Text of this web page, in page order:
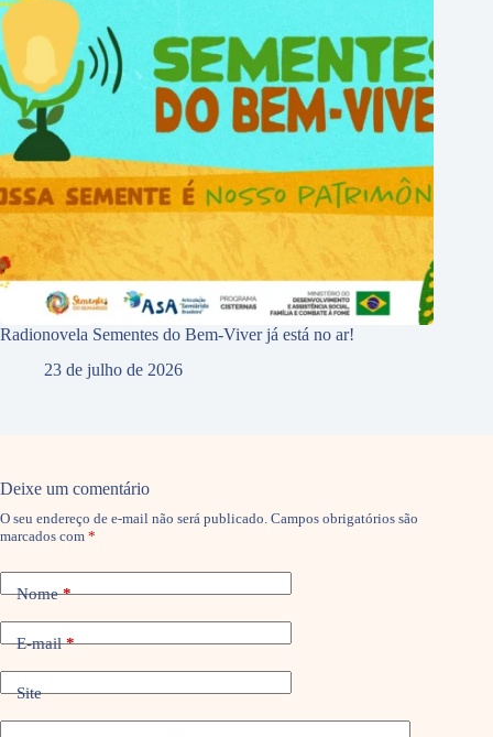
Radionovela Sementes do Bem-Viver já está no ar!
23 de julho de 2026
Deixe um comentário
O seu endereço de e-mail não será publicado. Campos obrigatórios são
marcados com *
Nome*
E-mail*
Site